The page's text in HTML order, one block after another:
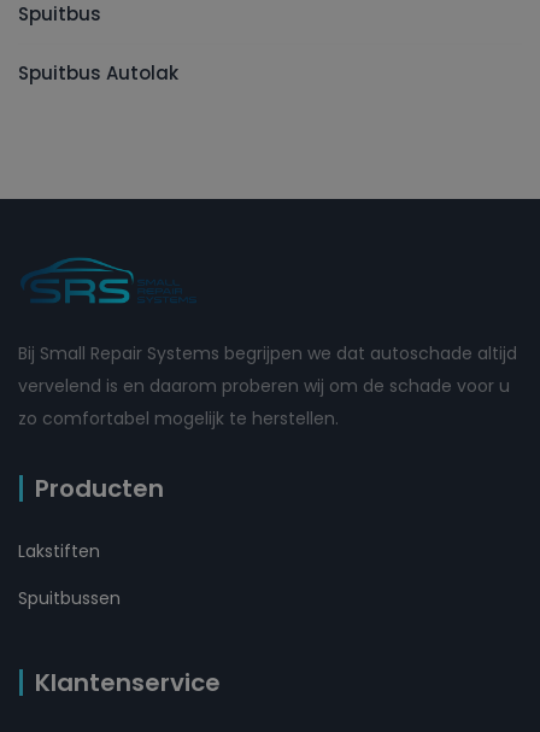
Spuitbus
Spuitbus Autolak
Bij Small Repair Systems begrijpen we dat autoschade altijd
vervelend is en daarom proberen wij om de schade voor u
zo comfortabel mogelijk te herstellen.
Producten
Lakstiften
Spuitbussen
Klantenservice